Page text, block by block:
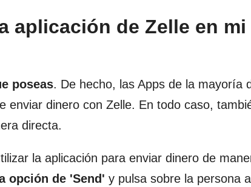
aplicación de Zelle en mi
poseas. De hecho, las Apps de la mayoría
enviar dinero con Zelle. En todo caso,
directa.
la aplicación para enviar dinero de
opción de 'Send' y pulsa sobre la persona